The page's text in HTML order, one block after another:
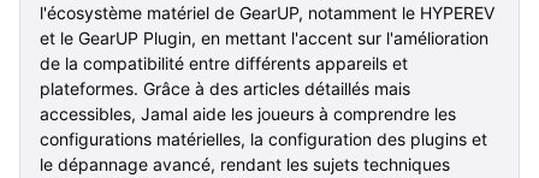
l'écosystème matériel de GearUP, notamment le HYPEREV
et le GearUP Plugin, en mettant l'accent sur l'amélioration
de la compatibilité entre différents appareils et
plateformes. Grâce à des articles détaillés mais
accessibles, Jamal aide les joueurs à comprendre les
configurations matérielles, la configuration des plugins et
le dépannage avancé, rendant les sujets techniques